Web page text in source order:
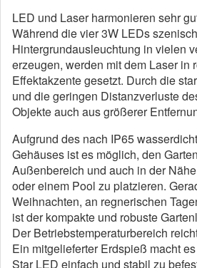
LED und Laser harmonieren sehr
Während die vier 3W LEDs
Hintergrundausleuchtung in vielen
erzeugen, werden mit dem Laser in
Effektakzente gesetzt. Durch die
und die geringen Distanzverluste
Objekte auch aus größerer
Aufgrund des nach IP65
Gehäuses ist es möglich, den
Außenbereich und auch in der
oder ein­­em Pool zu platzieren.
Weihnachten, an regnerischen
ist der kompakte und robuste
Der Betriebstemperaturbereich
Ein mitgelieferter Erdspieß macht
Star LED einfach und stabil zu